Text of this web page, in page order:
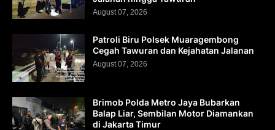
August 07, 2026
Patroli Biru Polsek Muaragembong
Cegah Tawuran dan Kejahatan Jalanan
August 07, 2026
Brimob Polda Metro Jaya Bubarkan
Balap Liar, Sembilan Motor Diamankan
di Jakarta Timur